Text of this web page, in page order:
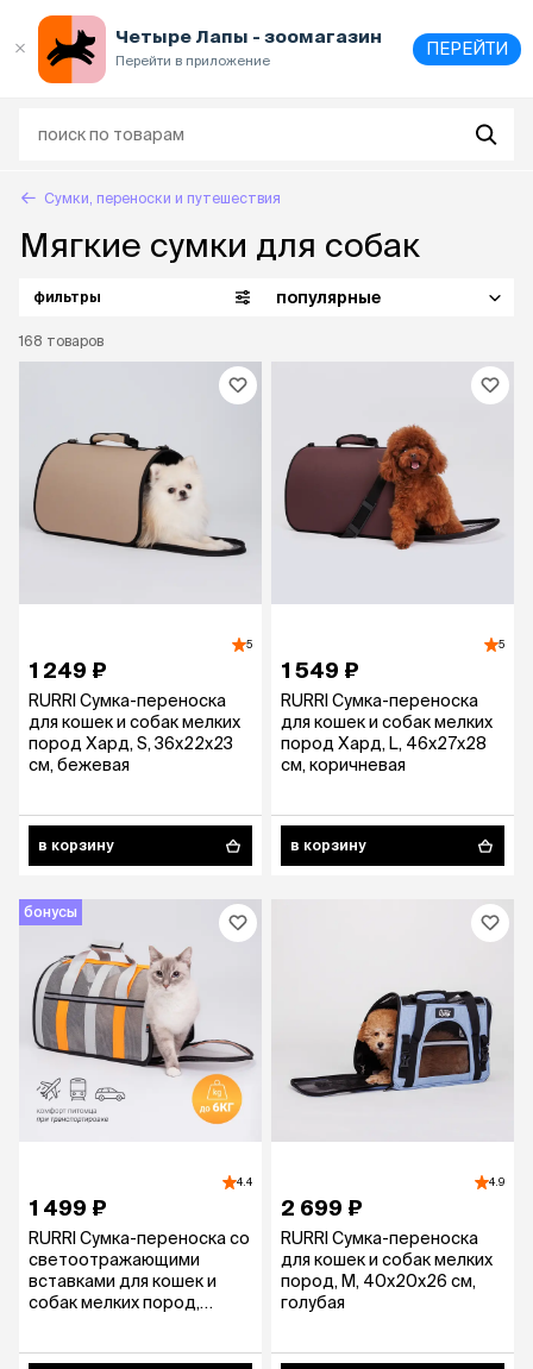
Четыре Лапы - зоомагазин
Перейти в приложение
ПЕРЕЙТИ
Сумки, переноски и путешествия
Мягкие сумки для собак
168 товаров
фильтры популярные
5
1 249 ₽
RURRI Сумка-переноска
для кошек и собак мелких
пород Хард, S, 36х22х23
см, бежевая
в корзину
5
1 549 ₽
RURRI Сумка-переноска
для кошек и собак мелких
пород Хард, L, 46х27х28
см, коричневая
в корзину
бонусы
4.4
1 499 ₽
RURRI Сумка-переноска со
светоотражающими
вставками для кошек и
собак мелких пород,
4.9
2 699 ₽
RURRI Сумка-переноска
для кошек и собак мелких
пород, M, 40х20х26 см,
голубая